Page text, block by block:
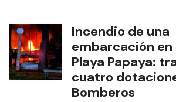
Incendio de una
embarcación en
Playa Papaya:
cuatro
Bomberos